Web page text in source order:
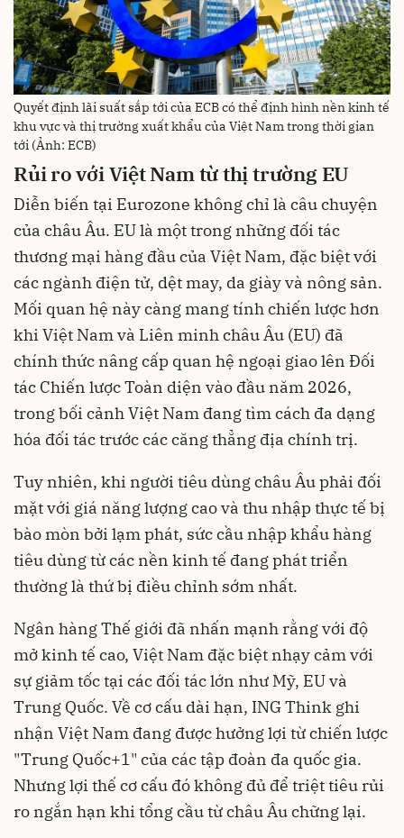
Quyết định lãi suất sắp tới của ECB có thể định hình nền kinh tế
khu vực và thị trường xuất khẩu của Việt Nam trong thời gian
tới (Ảnh: ECB)
Rủi ro với Việt Nam từ thị trường EU
Diễn biến tại Eurozone không chỉ là câu chuyện
của châu Âu. EU là một trong những đối tác
thương mại hàng đầu của Việt Nam, đặc biệt với
các ngành điện tử, dệt may, da giày và nông sản.
Mối quan hệ này càng mang tính chiến lược hơn
khi Việt Nam và Liên minh châu Âu (EU) đã
chính thức nâng cấp quan hệ ngoại giao lên Đối
tác Chiến lược Toàn diện vào đầu năm 2026,
trong bối cảnh Việt Nam đang tìm cách đa dạng
hóa đối tác trước các căng thẳng địa chính trị.
Tuy nhiên, khi người tiêu dùng châu Âu phải đối
mặt với giá năng lượng cao và thu nhập thực tế bị
bào mòn bởi lạm phát, sức cầu nhập khẩu hàng
tiêu dùng từ các nền kinh tế đang phát triển
thường là thứ bị điều chỉnh sớm nhất.
Ngân hàng Thế giới đã nhấn mạnh rằng với độ
mở kinh tế cao, Việt Nam đặc biệt nhạy cảm với
sự giảm tốc tại các đối tác lớn như Mỹ, EU và
Trung Quốc. Về cơ cấu dài hạn, ING Think ghi
nhận Việt Nam đang được hưởng lợi từ chiến lược
"Trung Quốc+1" của các tập đoàn đa quốc gia.
Nhưng lợi thế cơ cấu đó không đủ để triệt tiêu rủi
ro ngắn hạn khi tổng cầu từ châu Âu chững lại.